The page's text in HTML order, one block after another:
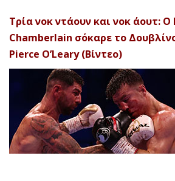
Τρία νοκ ντάουν και νοκ άουτ: Ο
Chamberlain σόκαρε το
Pierce O’Leary (Βίντεο)